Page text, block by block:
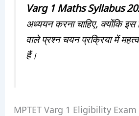
Varg 1 Maths Syllabus
अध्ययन करना चाहिए, क्योंकि
वाले प्रश्न चयन प्रक्रिया में
हैं।
MPTET Varg 1 Eligibility